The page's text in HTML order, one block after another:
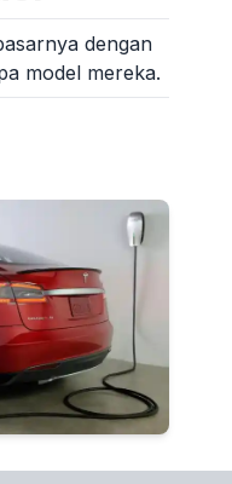
dengan
model mereka.